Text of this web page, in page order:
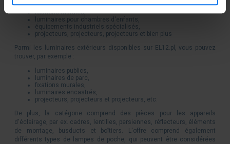
appliques,
fixations murales,
luminaires pour chambres d'enfants,
équipements industriels spécialisés,
projecteurs, projecteurs, projecteurs et bien plus
Parmi les luminaires extérieurs disponibles sur EL12.pl, vous pouvez
trouver, par exemple :
luminaires publics,
luminaires de parc,
fixations murales,
luminaires encastrés,
projecteurs, projecteurs et projecteurs, etc.
De plus, la catégorie comprend des pièces pour les appareils
d'éclairage, par ex. cadres, lentilles, persiennes, réflecteurs, éléments
de montage, busducts et boîtiers. L'offre comprend également
différents types de lampes de poche, qui peuvent être considérées